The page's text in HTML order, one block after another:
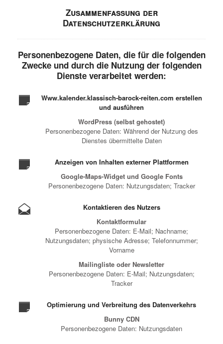
Zusammenfassung der
Datenschutzerklärung
Personenbezogene Daten, die für die folgenden
Zwecke und durch die Nutzung der folgenden
Dienste verarbeitet werden:
Www.kalender.klassisch-barock-reiten.com erstellen
und ausführen
WordPress (selbst gehostet)
Personenbezogene Daten: Während der Nutzung des
Dienstes übermittelte Daten
Anzeigen von Inhalten externer Plattformen
Google-Maps-Widget und Google Fonts
Personenbezogene Daten: Nutzungsdaten; Tracker
Kontaktieren des Nutzers
Kontaktformular
Personenbezogene Daten: E-Mail; Nachname;
Nutzungsdaten; physische Adresse; Telefonnummer;
Vorname
Mailingliste oder Newsletter
Personenbezogene Daten: E-Mail; Nutzungsdaten;
Tracker
Optimierung und Verbreitung des Datenverkehrs
Bunny CDN
Personenbezogene Daten: Nutzungsdaten